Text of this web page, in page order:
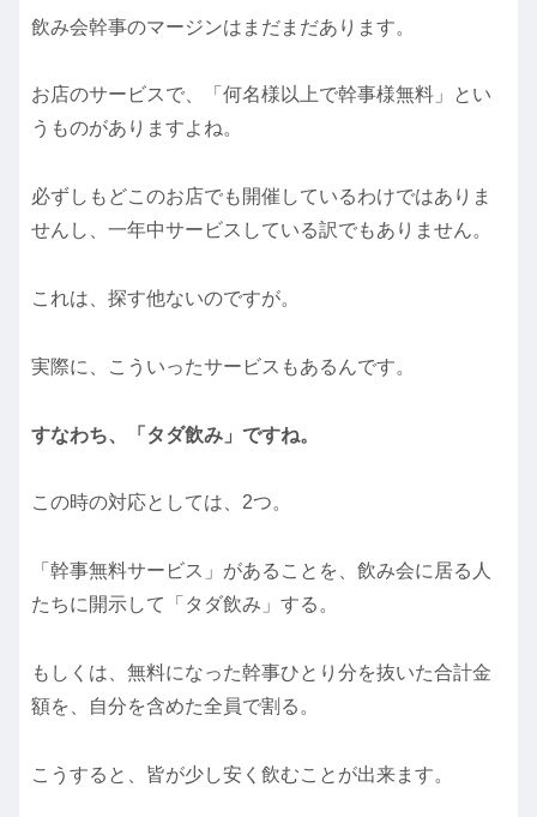
飲み会幹事のマージンはまだまだあります。
お店のサービスで、「何名様以上で幹事様無料」とい
うものがありますよね。
必ずしもどこのお店でも開催しているわけではありま
せんし、一年中サービスしている訳でもありません。
これは、探す他ないのですが。
実際に、こういったサービスもあるんです。
すなわち、「タダ飲み」ですね。
この時の対応としては、2つ。
「幹事無料サービス」があることを、飲み会に居る人
たちに開示して「タダ飲み」する。
もしくは、無料になった幹事ひとり分を抜いた合計金
額を、自分を含めた全員で割る。
こうすると、皆が少し安く飲むことが出来ます。